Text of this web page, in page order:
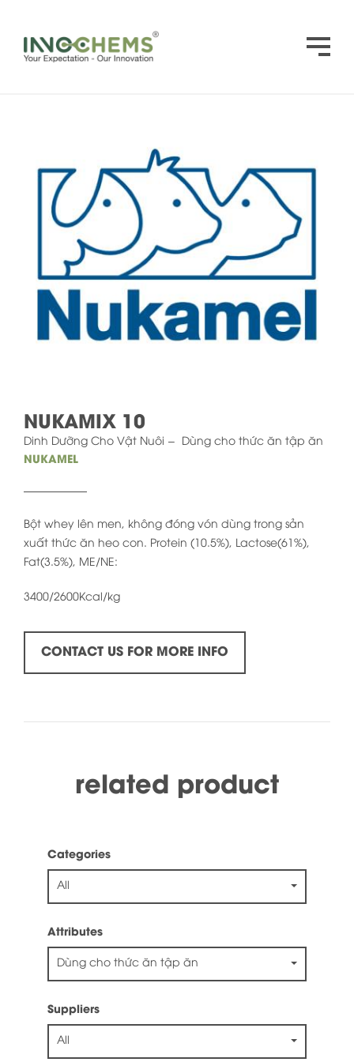
NUKAMIX 10
Dinh Dưỡng Cho Vật Nuôi
Dùng cho thức ăn tập ăn
NUKAMEL
Bột whey lên men, không đóng vón dùng trong sản
xuất thức ăn heo con. Protein (10.5%), Lactose(61%),
Fat(3.5%), ME/NE:
3400/2600Kcal/kg
CONTACT US FOR MORE INFO
related product
Categories
All
Attributes
Dùng cho thức ăn tập ăn
Suppliers
All